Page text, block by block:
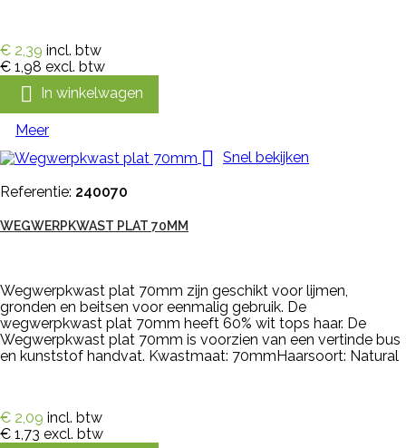
€ 2,39 incl. btw
€ 1,98 excl. btw
 In winkelwagen
Meer
 Snel bekijken
Referentie: 240070
WEGWERPKWAST PLAT 70MM
Wegwerpkwast plat 70mm zijn geschikt voor lijmen,
gronden en beitsen voor eenmalig gebruik. De
wegwerpkwast plat 70mm heeft 60% wit tops haar. De
Wegwerpkwast plat 70mm is voorzien van een vertinde bus
en kunststof handvat. Kwastmaat: 70mmHaarsoort: Natural
€ 2,09 incl. btw
€ 1,73 excl. btw